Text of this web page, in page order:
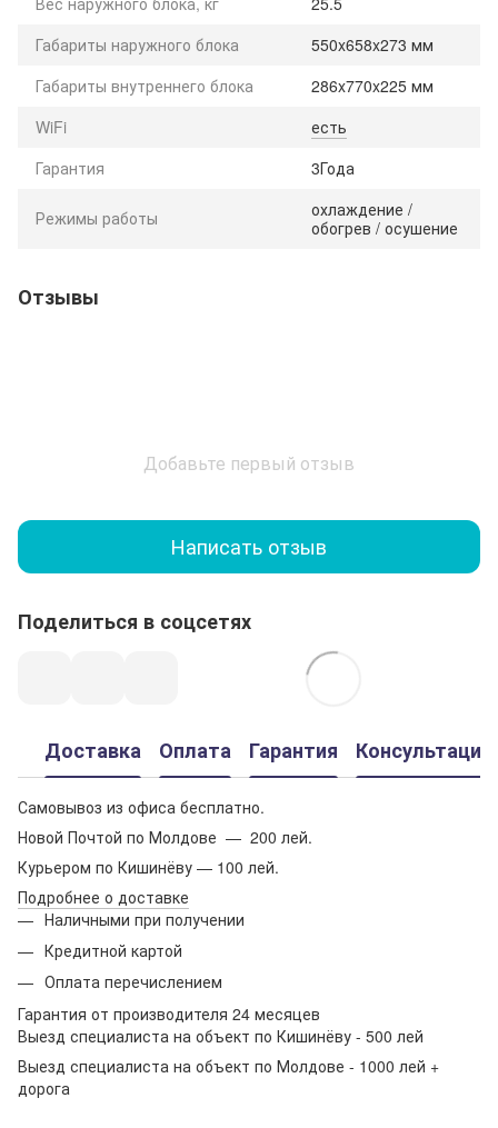
Габариты наружного блока
550x658x273 мм
Габариты внутреннего блока
286x770x225 мм
WiFi
есть
Гарантия
3Года
Режимы работы
охлаждение /
обогрев / осушение
Отзывы
Добавьте первый отзыв
Написать отзыв
Поделиться в соцсетях
Доставка Оплата Гарантия Консультация
Самовывоз из офиса бесплатно.
Новой Почтой по Молдове — 200 лей.
Курьером по Кишинёву — 100 лей.
Подробнее о доставке
Наличными при получении
Кредитной картой
Оплата перечислением
Гарантия от производителя 24 месяцев
Выезд специалиста на объект по Кишинёву - 500 лей
Выезд специалиста на объект по Молдове - 1000 лей +
дорога